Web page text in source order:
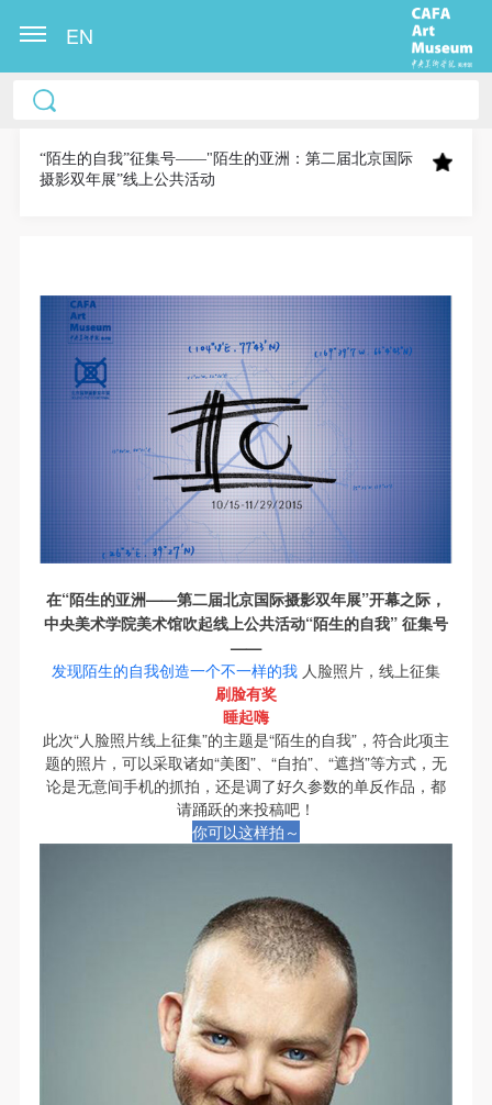
EN
“陌生的自我”征集号——"陌生的亚洲：第二届北京国际
摄影双年展”线上公共活动
在“陌生的亚洲——第二届北京国际摄影双年展”开幕之际，
中央美术学院美术馆吹起线上公共活动“陌生的自我” 征集号
——
发现陌生的自我创造一个不一样的我 人脸照片，线上征集
刷脸有奖
睡起嗨
此次“人脸照片线上征集”的主题是“陌生的自我”，符合此项主
题的照片，可以采取诸如“美图”、“自拍”、“遮挡”等方式，无
论是无意间手机的抓拍，还是调了好久参数的单反作品，都
请踊跃的来投稿吧！
你可以这样拍～
中央美术学院美术馆出版授权协议书
称“CAFAM”），愿意将本人参与中央美术学院美术馆
公共教育部组织的公益性活动（包括美术馆会员活
它数字媒体形式公开出版，并同意编入《中国知识资
源总库》《中央美术学院资料库》《中央美术学院美
术馆资料库》等相关资料、文献、档案机构和平台，
在中央美术学院中使用和在互联网上传播，同意按相
关“章程”规定享受相关权益。
中央美术学院美术馆活动安全免责协议书
本次活动公平公正、自愿参加与退出、风险与责任自
负的原则。但活动有风险，参加者应有必要的风险意
识。
第二条
参加本次活动者必须遵守中华人民共和国的相关法
律、法规，必须遵循道德和社会公德规范，并应该具
备以人为本、团结友爱、互相帮助和助人为乐的良好
品质。
第三条
参加本次活动人员应该是成年人（具有完全民事行为
能力的人，18周岁以上）未成年人必须在成年人的陪
参加活动者在此次活动期间的人身安全责任自负。鼓
励参加者自行购买人身安全保险。活动中一旦出现事
故，活动中任何非事故当事人及美术馆将不承担人身
事故的任何责任，但有互相援助的义务。参加活动的
成员应当积极主动的组织实施救援工作，但对事故本
身不承担任何法律责任和经济责任。参加本次活动者
中央美术学院美术馆出版授权协议书
称“CAFAM”），愿意将本人参与中央美术学院美术馆
公共教育部组织的公益性活动（包括美术馆会员活
它数字媒体形式公开出版，并同意编入《中国知识资
源总库》《中央美术学院资料库》《中央美术学院美
术馆资料库》等相关资料、文献、档案机构和平台，
在中央美术学院中使用和在互联网上传播，同意按相
关“章程”规定享受相关权益。
中央美术学院美术馆活动安全免责协议书
本次活动公平公正、自愿参加与退出、风险与责任自
负的原则。但活动有风险，参加者应有必要的风险意
识。
第二条
参加本次活动者必须遵守中华人民共和国的相关法
律、法规，必须遵循道德和社会公德规范，并应该具
备以人为本、团结友爱、互相帮助和助人为乐的良好
品质。
第三条
参加本次活动人员应该是成年人（具有完全民事行为
能力的人，18周岁以上）未成年人必须在成年人的陪
参加活动者在此次活动期间的人身安全责任自负。鼓
励参加者自行购买人身安全保险。活动中一旦出现事
故，活动中任何非事故当事人及美术馆将不承担人身
事故的任何责任，但有互相援助的义务。参加活动的
成员应当积极主动的组织实施救援工作，但对事故本
身不承担任何法律责任和经济责任。参加本次活动者
中央美术学院美术馆出版授权协议书
称“CAFAM”），愿意将本人参与中央美术学院美术馆
公共教育部组织的公益性活动（包括美术馆会员活
它数字媒体形式公开出版，并同意编入《中国知识资
源总库》《中央美术学院资料库》《中央美术学院美
术馆资料库》等相关资料、文献、档案机构和平台，
在中央美术学院中使用和在互联网上传播，同意按相
关“章程”规定享受相关权益。
中央美术学院美术馆活动安全免责协议书
本次活动公平公正、自愿参加与退出、风险与责任自
负的原则。但活动有风险，参加者应有必要的风险意
识。
第二条
参加本次活动者必须遵守中华人民共和国的相关法
律、法规，必须遵循道德和社会公德规范，并应该具
备以人为本、团结友爱、互相帮助和助人为乐的良好
品质。
第三条
参加本次活动人员应该是成年人（具有完全民事行为
能力的人，18周岁以上）未成年人必须在成年人的陪
参加活动者在此次活动期间的人身安全责任自负。鼓
励参加者自行购买人身安全保险。活动中一旦出现事
故，活动中任何非事故当事人及美术馆将不承担人身
事故的任何责任，但有互相援助的义务。参加活动的
成员应当积极主动的组织实施救援工作，但对事故本
身不承担任何法律责任和经济责任。参加本次活动者